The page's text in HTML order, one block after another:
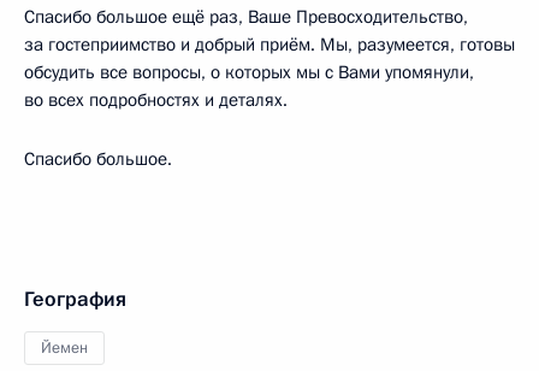
Спасибо большое ещё раз, Ваше Превосходительство,
за гостеприимство и добрый приём. Мы, разумеется, готовы
обсудить все вопросы, о которых мы с Вами упомянули,
во всех подробностях и деталях.
Спасибо большое.
География
Йемен